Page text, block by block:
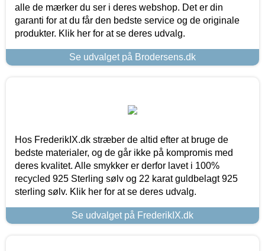
alle de mærker du ser i deres webshop. Det er din
garanti for at du får den bedste service og de originale
produkter. Klik her for at se deres udvalg.
Se udvalget på Brodersens.dk
Hos FrederikIX.dk stræber de altid efter at bruge de
bedste materialer, og de går ikke på kompromis med
deres kvalitet. Alle smykker er derfor lavet i 100%
recycled 925 Sterling sølv og 22 karat guldbelagt 925
sterling sølv. Klik her for at se deres udvalg.
Se udvalget på FrederikIX.dk